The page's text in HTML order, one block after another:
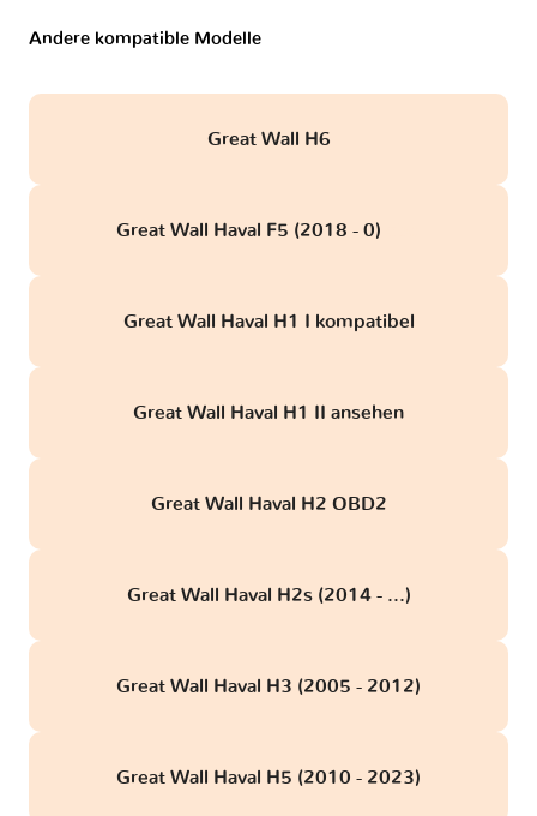
Andere kompatible Modelle
Great Wall H6
Great Wall Haval F5 (2018 - 0)
Great Wall Haval H1 I kompatibel
Great Wall Haval H1 II ansehen
Great Wall Haval H2 OBD2
Great Wall Haval H2s (2014 - ...)
Great Wall Haval H3 (2005 - 2012)
Great Wall Haval H5 (2010 - 2023)